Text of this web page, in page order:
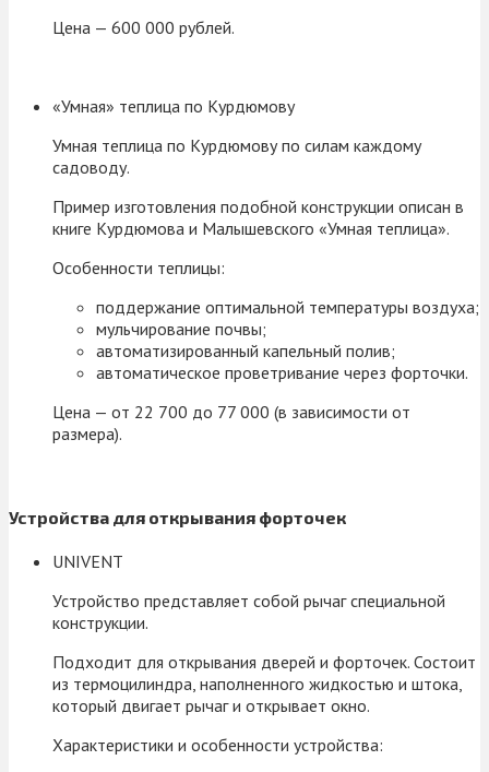
Цена — 600 000 рублей.
«Умная» теплица по Курдюмову
Умная теплица по Курдюмову по силам каждому
садоводу.
Пример изготовления подобной конструкции описан в
книге Курдюмова и Малышевского «Умная теплица».
Особенности теплицы:
поддержание оптимальной температуры воздуха;
мульчирование почвы;
автоматизированный капельный полив;
автоматическое проветривание через форточки.
Цена — от 22 700 до 77 000 (в зависимости от
размера).
Устройства для открывания форточек
UNIVENT
Устройство представляет собой рычаг специальной
конструкции.
Подходит для открывания дверей и форточек. Состоит
из термоцилиндра, наполненного жидкостью и штока,
который двигает рычаг и открывает окно.
Характеристики и особенности устройства: